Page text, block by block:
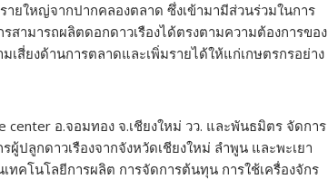
ยใหญ่จากปากคลองตลาด ซึ่งเข้ามามีส่วนร่วมในการ
ามารถผลิตดอกดาวเรืองได้ตรงตามความต้องการของ
สี่ยงด้านการตลาดและเพิ่มรายได้ให้แก่เกษตรกรอย่าง
อ.จอมทอง จ.เชียงใหม่ วว. และพันธมิตร จัดการ
ปลูกดาวเรืองจากจังหวัดเชียงใหม่ ลำพูน และพะเยา
ทคโนโลยีการผลิต การจัดการต้นทุน การใช้เครื่องจักร